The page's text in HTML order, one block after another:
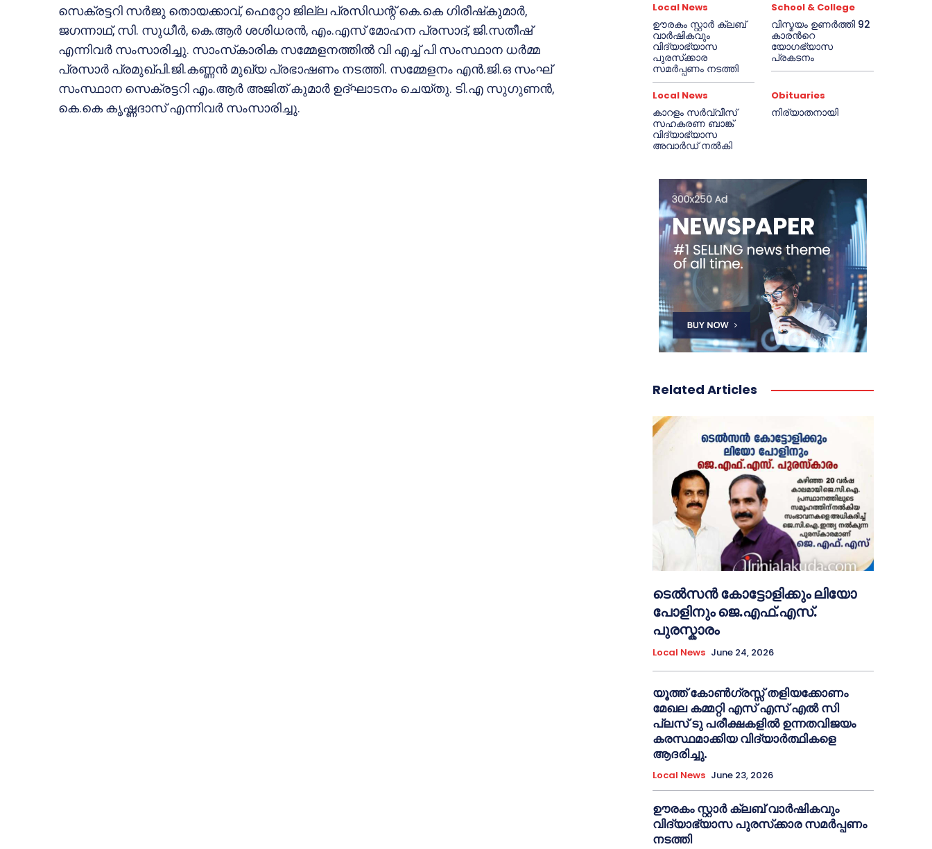
സെക്രട്ടറി സര്‍ജു തൊയക്കാവ്, ഫെറ്റോ ജില്ല പ്രസിഡന്റ് കെ.കെ ഗിരീഷ്‌കുമാര്‍,
ജഗന്നാഥ്, സി. സുധീര്‍, കെ.ആര്‍ ശശിധരന്‍, എം.എസ് മോഹന പ്രസാദ്, ജി.സതീഷ്
എന്നിവര്‍ സംസാരിച്ചു. സാംസ്‌കാരിക സമ്മേളനത്തില്‍ വി എച്ച് പി സംസ്ഥാന ധര്‍മ്മ
പ്രസാര്‍ പ്രമുഖ്പി.ജി.കണ്ണന്‍ മുഖ്യ പ്രഭാഷണം നടത്തി. സമ്മേളനം എന്‍.ജി.ഒ സംഘ്
സംസ്ഥാന സെക്രട്ടറി എം.ആര്‍ അജിത് കുമാര്‍ ഉദ്ഘാടനം ചെയ്തു. ടി.എ സുഗുണന്‍,
കെ.കെ കൃഷ്ണദാസ് എന്നിവര്‍ സംസാരിച്ചു.
Local News
ഊരകം സ്റ്റാർ ക്ലബ്
വാർഷികവും
വിദ്യാഭ്യാസ
പുരസ്‌ക്കാര
സമർപ്പണം നടത്തി
School & College
വിസ്മയം ഉണർത്തി 92
കാരൻറെ
യോഗഭ്യാസ
പ്രകടനം
Local News
കാറളം സർവ്വീസ്
സഹകരണ ബാങ്ക്
വിദ്യാഭ്യാസ
അവാർഡ് നൽകി
Obituaries
നിര്യാതനായി
Related Articles
ടെൽസൻ കോട്ടോളിക്കും ലിയോ
പോളിനും ജെ.എഫ്.എസ്.
പുരസ്കാരം
Local News June 24, 2026
യൂത്ത് കോൺഗ്രസ്സ് തളിയക്കോണം
മേഖല കമ്മറ്റി എസ് എസ് എൽ സി
പ്ലസ് ടു പരീക്ഷകളിൽ ഉന്നതവിജയം
കരസ്ഥമാക്കിയ വിദ്യാർത്ഥികളെ
ആദരിച്ചു.
Local News June 23, 2026
ഊരകം സ്റ്റാർ ക്ലബ് വാർഷികവും
വിദ്യാഭ്യാസ പുരസ്‌ക്കാര സമർപ്പണം
നടത്തി